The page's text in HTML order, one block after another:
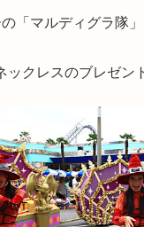
「マルディグラ隊
ックレスのブレゼン